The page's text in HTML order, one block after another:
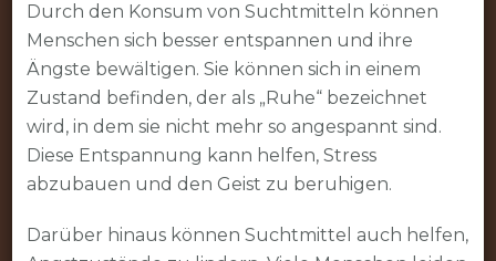
Durch den Konsum von Suchtmitteln können
Menschen sich besser entspannen und ihre
Ängste bewältigen. Sie können sich in einem
Zustand befinden, der als „Ruhe“ bezeichnet
wird, in dem sie nicht mehr so angespannt sind.
Diese Entspannung kann helfen, Stress
abzubauen und den Geist zu beruhigen.
Darüber hinaus können Suchtmittel auch helfen,